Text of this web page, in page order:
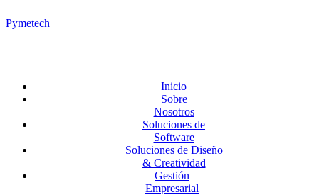
Pymetech
Inicio
Sobre
Nosotros
Soluciones de
Software
Soluciones de Diseño
& Creatividad
Gestión
Empresarial